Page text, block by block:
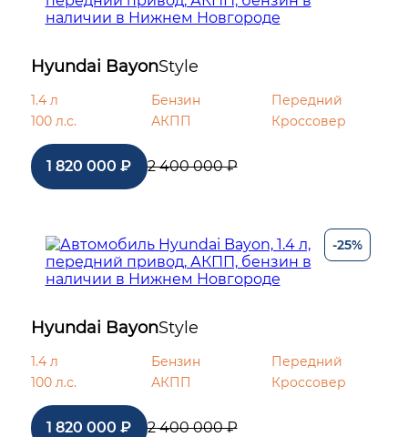
Hyundai BayonStyle
1.4 л Бензин
Передний
100 л.с.
АКПП Кроссовер
1 820 000 ₽ 2 400 000 ₽
-25%
Hyundai BayonStyle
1.4 л Бензин
Передний
100 л.с.
АКПП Кроссовер
1 820 000 ₽ 2 400 000 ₽